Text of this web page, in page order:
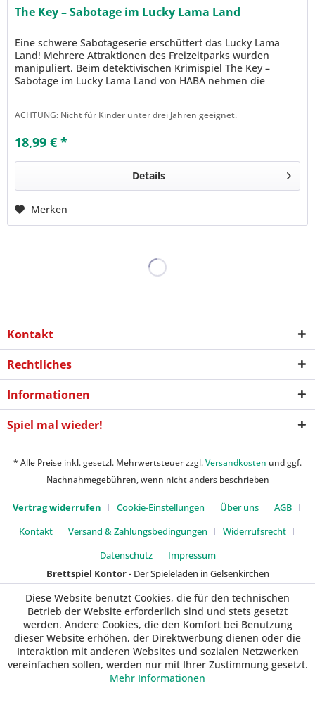
The Key – Sabotage im Lucky Lama Land
Eine schwere Sabotageserie erschüttert das Lucky Lama
Land! Mehrere Attraktionen des Freizeitparks wurden
manipuliert. Beim detektivischen Krimispiel The Key –
Sabotage im Lucky Lama Land von HABA nehmen die
ACHTUNG: Nicht für Kinder unter drei Jahren geeignet.
18,99 € *
Details
Merken
Kontakt
Rechtliches
Informationen
Spiel mal wieder!
* Alle Preise inkl. gesetzl. Mehrwertsteuer zzgl.Versandkosten und ggf.
Nachnahmegebühren, wenn nicht anders beschrieben
Vertrag widerrufen Cookie-Einstellungen Über uns
AGB
Kontakt
Versand & Zahlungsbedingungen
Widerrufsrecht
Datenschutz
Impressum
Brettspiel Kontor- Der Spieleladen in Gelsenkirchen
Diese Website benutzt Cookies, die für den technischen
Betrieb der Website erforderlich sind und stets gesetzt
werden. Andere Cookies, die den Komfort bei Benutzung
dieser Website erhöhen, der Direktwerbung dienen oder die
Interaktion mit anderen Websites und sozialen Netzwerken
vereinfachen sollen, werden nur mit Ihrer Zustimmung gesetzt.
Mehr Informationen